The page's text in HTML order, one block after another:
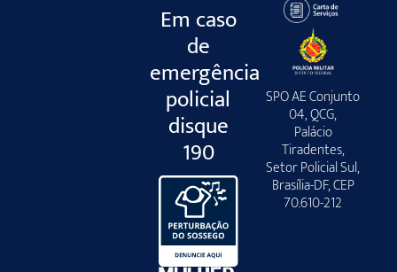
Em caso
de
emergência
policial
disque
190
SPO AE Conjunto
04, QCG,
Palácio
Tiradentes,
Setor Policial Sul,
Brasília-DF, CEP
70.610-212